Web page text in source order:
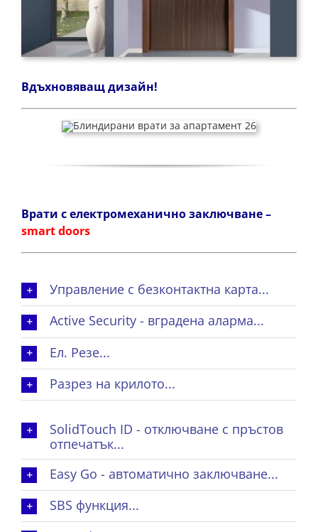
Вдъхновяващ дизайн!
Врати с електромеханично заключване –
smart doors
Управление с безконтактна карта...
Active Security - вградена аларма...
Ел. Резе...
Разрез на крилото...
SolidTouch ID - отключване с пръстов
отпечатък...
Easy Go - автоматично заключване...
SBS функция...